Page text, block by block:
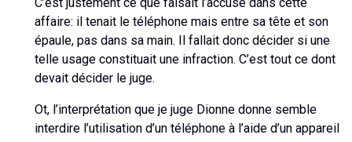
C’est justement ce que faisait l’accusé dans cette
affaire: il tenait le téléphone mais entre sa tête et son
épaule, pas dans sa main. Il fallait donc décider si une
telle usage constituait une infraction. C’est tout ce dont
devait décider le juge.
Ot, l’interprétation que je juge Dionne donne semble
interdire l’utilisation d’un téléphone à l’aide d’un appareil